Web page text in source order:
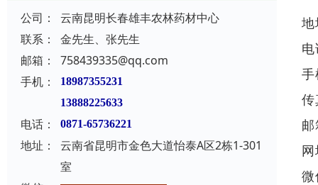
公司：
云南昆明长春雄丰农林药材中心
联系：
金先生、张先生
邮箱：
758439335@qq.com
手机：
18987355231
13888225633
电话： 0871-65736221
地址：
云南省昆明市金色大道怡泰A区2栋1-301
室